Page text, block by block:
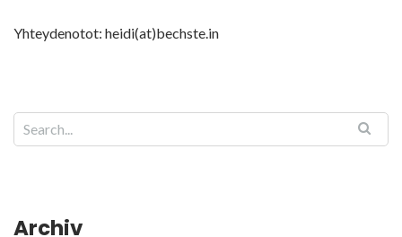
Yhteydenotot: heidi(at)bechste.in
Archiv